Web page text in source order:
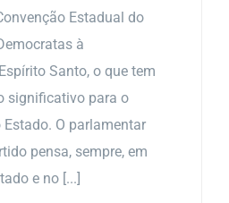
Estadual do
à
Santo, o que tem
significativo para o
O parlamentar
pensa, sempre, em
e no [...]